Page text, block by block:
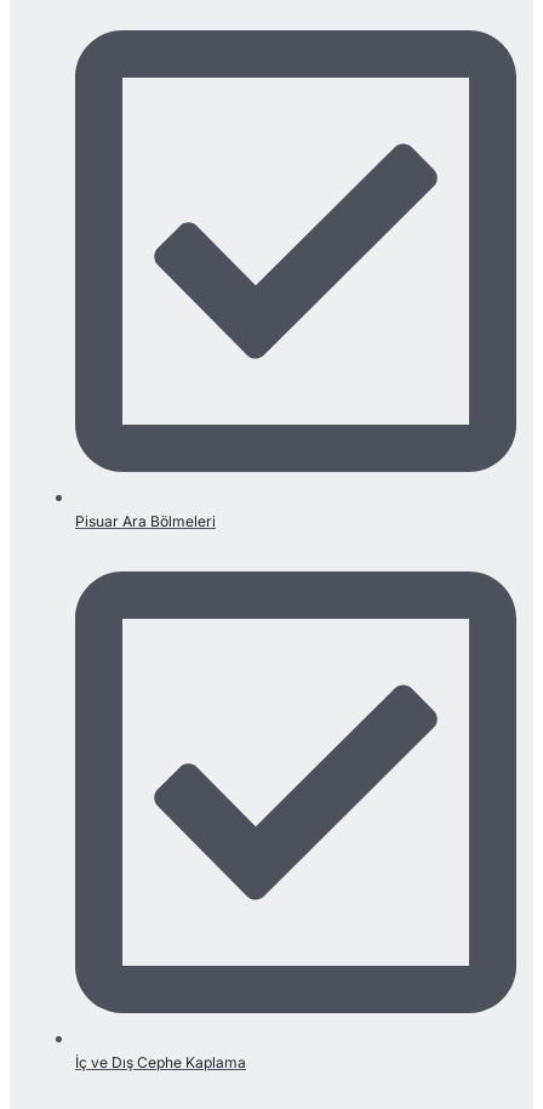
Pisuar Ara Bölmeleri
İç ve Dış Cephe Kaplama